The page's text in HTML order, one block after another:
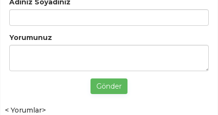
Adınız Soyadınız
Yorumunuz
Gönder
< Yorumlar>